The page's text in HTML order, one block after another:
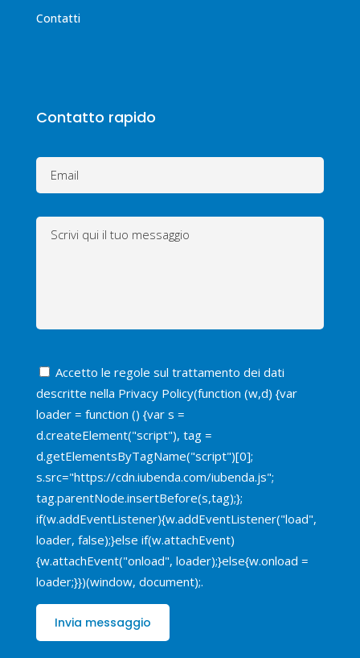
Contatti
Contatto rapido
Accetto le regole sul trattamento dei dati
descritte nella Privacy Policy(function (w,d) {var
loader = function () {var s =
d.createElement("script"), tag =
d.getElementsByTagName("script")[0];
s.src="https://cdn.iubenda.com/iubenda.js";
tag.parentNode.insertBefore(s,tag);};
if(w.addEventListener){w.addEventListener("load",
loader, false);}else if(w.attachEvent)
{w.attachEvent("onload", loader);}else{w.onload =
loader;}})(window, document);.